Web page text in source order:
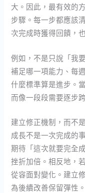
大。因此，最有效的
步驟。每一步都應該
次完成時獲得回饋，
例如，不是只說「我
補足哪一項能力、每
什麼標準算是進步。
而像一段段需要逐步
建立修正機制，而不
成長不是一次完成的
期待「這次就要完全
挫折加倍。相反地，
從容面對變化。建立
為後續改善保留彈性。